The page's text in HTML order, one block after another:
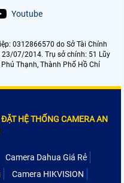
Youtube
0312866570 do Sở Tài Chính
23/07/2014. Trụ sở chính: 51 Lũy
Phú Thạnh, Thành Phố Hồ Chí
HỆ THỐNG CAMERA AN
Camera Dahua Giá Rẻ
Camera HIKVISION